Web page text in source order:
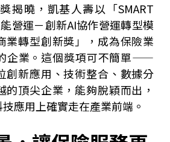
揭曉，凱基人壽以「SMART
營運－創新AI協作營運轉型模
業轉型創新獎」，成為保險業
企業。這個獎項可不簡單——
創新應用、技術整合、數據分
的頂尖企業，能夠脫穎而出，
應用上確實走在產業前端。